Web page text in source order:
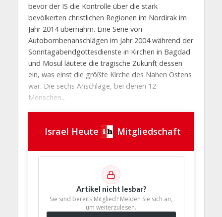
bevor der IS die Kontrolle über die stark
bevölkerten christlichen Regionen im Nordirak im
Jahr 2014 übernahm. Eine Serie von
Autobombenanschlägen im Jahr 2004 während der
Sonntagabendgottesdienste in Kirchen in Bagdad
und Mosul läutete die tragische Zukunft dessen
ein, was einst die größte Kirche des Nahen Ostens
war. Die sechs Anschläge, bei denen 12
Menschen...
Israel Heute Mitgliedschaft
Artikel nicht lesbar?
Sie sind bereits Mitglied? Melden Sie sich an,
um weiterzulesen.